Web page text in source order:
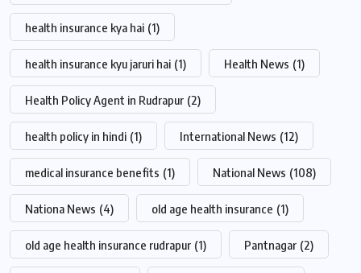
health insurance kya hai (1)
health insurance kyu jaruri hai (1) Health News (1)
Health Policy Agent in Rudrapur (2)
health policy in hindi (1) International News (12)
medical insurance benefits (1) National News (108)
Nationa News (4) old age health insurance (1)
old age health insurance rudrapur (1) Pantnagar (2)